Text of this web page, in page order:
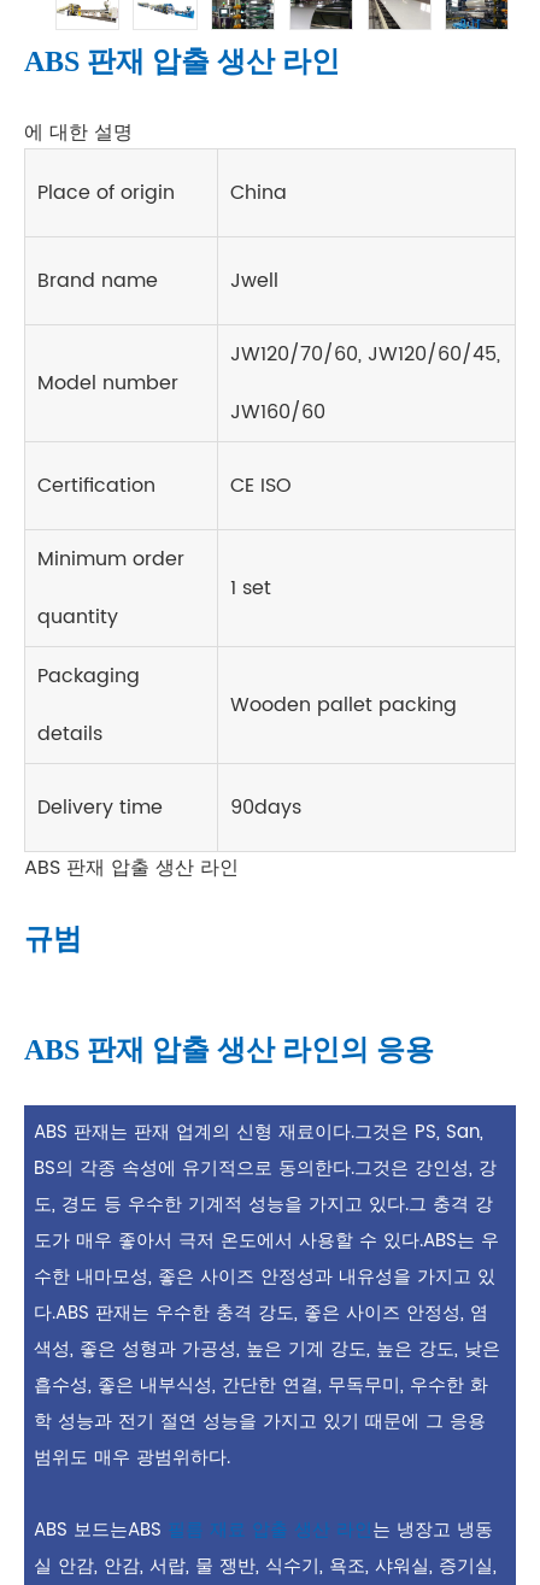
ABS 판재 압출 생산 라인
에 대한 설명
Place of origin
China
Brand name Jwell
Model number
JW120/70/60, JW120/60/45,
JW160/60
Certification CE ISO
Minimum order
quantity
1 set
Packaging
details
Wooden pallet packing
Delivery time
90days
ABS 판재 압출 생산 라인
규범
ABS 판재 압출 생산 라인의 응용
ABS 판재는 판재 업계의 신형 재료이다.그것은 PS, San,
BS의 각종 속성에 유기적으로 동의한다.그것은 강인성, 강
도, 경도 등 우수한 기계적 성능을 가지고 있다.그 충격 강
도가 매우 좋아서 극저 온도에서 사용할 수 있다.ABS는 우
수한 내마모성, 좋은 사이즈 안정성과 내유성을 가지고 있
다.ABS 판재는 우수한 충격 강도, 좋은 사이즈 안정성, 염
색성, 좋은 성형과 가공성, 높은 기계 강도, 높은 강도, 낮은
흡수성, 좋은 내부식성, 간단한 연결, 무독무미, 우수한 화
학 성능과 전기 절연 성능을 가지고 있기 때문에 그 응용
범위도 매우 광범위하다.
ABS 보드는ABS 필름 재료 압출 생산 라인는 냉장고 냉동
실 안감, 안감, 서랍, 물 쟁반, 식수기, 욕조, 샤워실, 증기실,